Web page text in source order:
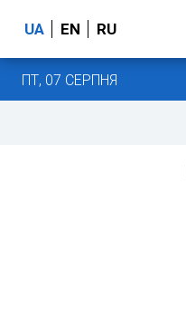
UA EN RU
ПТ, 07 СЕРПНЯ